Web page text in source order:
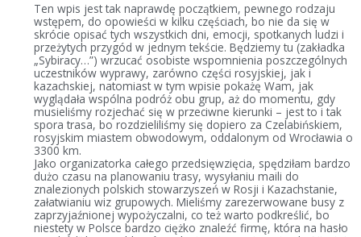
Ten wpis jest tak naprawdę początkiem, pewnego rodzaju
wstępem, do opowieści w kilku częściach, bo nie da się w
skrócie opisać tych wszystkich dni, emocji, spotkanych ludzi i
przeżytych przygód w jednym tekście. Będziemy tu (zakładka
„Sybiracy…”) wrzucać osobiste wspomnienia poszczególnych
uczestników wyprawy, zarówno części rosyjskiej, jak i
kazachskiej, natomiast w tym wpisie pokażę Wam, jak
wyglądała wspólna podróż obu grup, aż do momentu, gdy
musieliśmy rozjechać się w przeciwne kierunki – jest to i tak
spora trasa, bo rozdzieliliśmy się dopiero za Czelabińskiem,
rosyjskim miastem obwodowym, oddalonym od Wrocławia o
3300 km.
Jako organizatorka całego przedsięwzięcia, spędziłam bardzo
dużo czasu na planowaniu trasy, wysyłaniu maili do
znalezionych polskich stowarzyszeń w Rosji i Kazachstanie,
załatwianiu wiz grupowych. Mieliśmy zarezerwowane busy z
zaprzyjaźnionej wypożyczalni, co też warto podkreślić, bo
niestety w Polsce bardzo ciężko znaleźć firmę, która na hasło